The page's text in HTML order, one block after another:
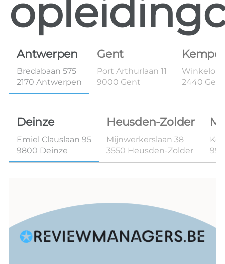
Antwerpen
Bredabaan 575
2170 Antwerpen
Gent
Port Arthurlaan 11
9000 Gent
Winkelom
2440 Geel
Deinze
Emiel Clauslaan 95
9800 Deinze
Heusden-Zolder
Mijnwerkerslaan 38
3550 Heusden-Zolder